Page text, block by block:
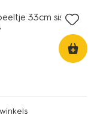
33cm sisal